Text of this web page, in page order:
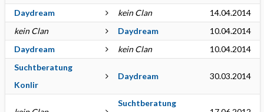
Daydream kein Clan
14.04.2014
kein Clan
Daydream
10.04.2014
Daydream
kein Clan
10.04.2014
Suchtberatung
Konlir
Daydream 30.03.2014
Suchtberatung